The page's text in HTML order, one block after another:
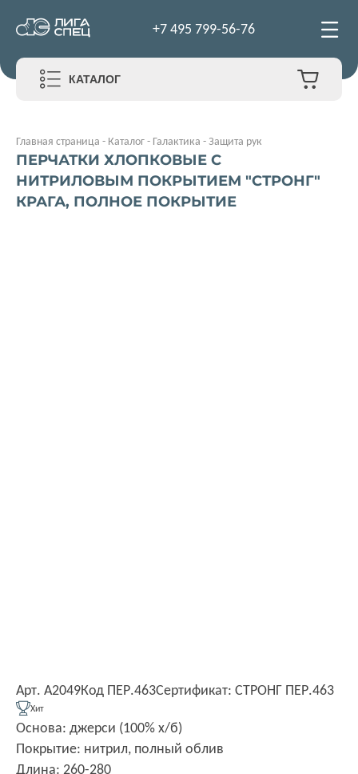
+7 495 799-56-76
КАТАЛОГ
Главная страница - Каталог- Галактика -Защита рук
ПЕРЧАТКИ ХЛОПКОВЫЕ С
НИТРИЛОВЫМ ПОКРЫТИЕМ "СТРОНГ"
КРАГА, ПОЛНОЕ ПОКРЫТИЕ
Арт. А2049Код ПЕР.463Сертификат: СТРОНГ ПЕР.463
Хит
Основа: джерси (100% х/б)
Покрытие: нитрил, полный облив
Длина: 260-280